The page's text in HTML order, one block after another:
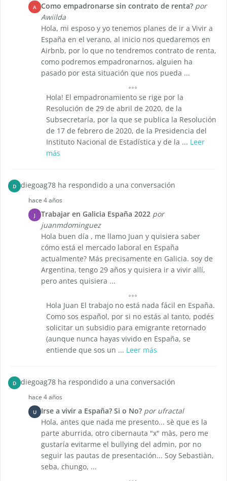
A Como empadronarse sin contrato de renta? por
Awiilda
Hola, mi esposo y yo tenemos planes de ir a Vivir a
España en el verano, al inicio nos quedaremos en
Airbnb, por lo que no tendremos contrato de renta,
como podremos empadronarnos, alguien ha
pasado por esta situación que nos pueda ...
Hola! El empadronamiento se rige por la
Resolución de 29 de abril de 2020, de la
Subsecretaría, por la que se publica la Resolución
de 17 de febrero de 2020, de la Presidencia del
Instituto Nacional de Estadística y de la ... Leer
más
D diegoag78 ha respondido a una conversación
hace 4 años
J Trabajar en Galicia España 2022 por
juanmdominguez
Hola buen día , me llamo Juan y quisiera saber
cómo está el mercado laboral en España
actualmente? Más precisamente en Galicia. soy de
Argentina, tengo 29 años y quisiera ir a vivir allí,
pero antes quisiera ...
Hola Juan El trabajo no está nada fácil en España.
Como sos español, por si no estás al tanto, podés
solicitar un subsidio para emigrante retornado
(aunque nunca hayas vivido en España, se
entiende que sos un ... Leer más
D diegoag78 ha respondido a una conversación
hace 4 años
U Irse a vivir a España? Si o No? por ufractal
Hola, antes que nada me presento... sè que es la
parte aburrida, otro cibernauta "x" màs, pero me
gustaría evitarme el bullying del admin, por no
seguir las pautas de presentación... Soy Sebastiàn,
seba, chungo, ...